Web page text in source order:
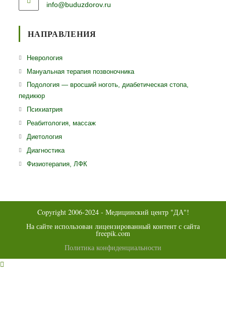
вашем
info@buduzdorov.ru
НАПРАВЛЕНИЯ
НеврологияОткроется
в
Мануальная терапия позвоночникаОткроется
в
Подология — вросший ноготь, диабетическая стопа,
педикюр
ПсихиатрияОткроется
в
Реабитология, массажОткроется
ДиетологияОткроется
в
ДиагностикаОткроется
в
Физиотерапия, ЛФК
Copyright 2006-2024 - Медицинский центр "ДА"!
На сайте использован лицензированный контент с сайта
freepik.com
Политика конфиденциальности